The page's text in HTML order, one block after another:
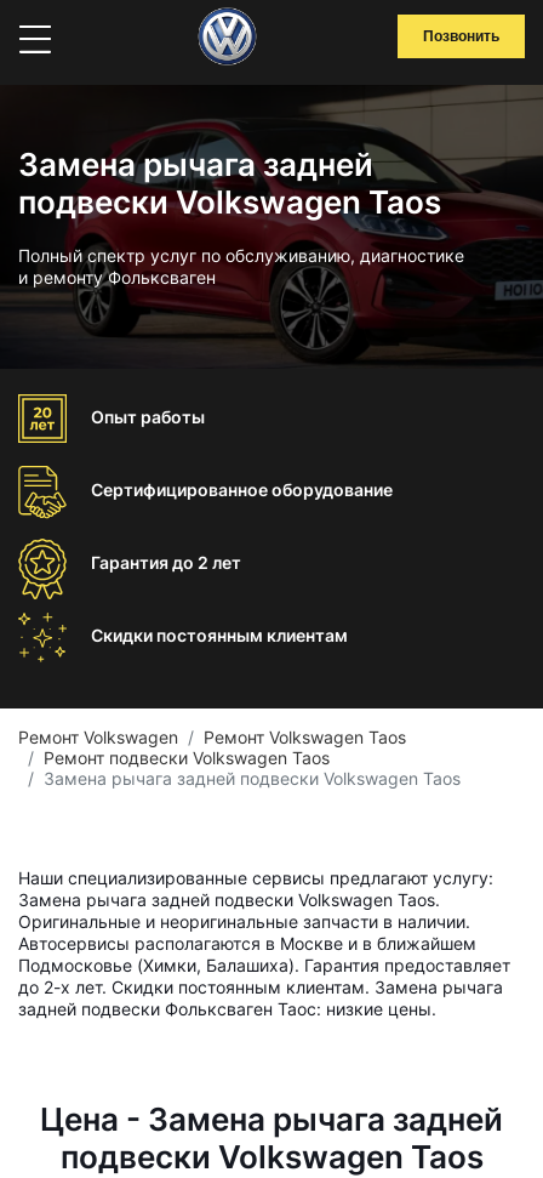
Позвонить
Замена рычага задней
подвески Volkswagen Taos
Полный спектр услуг по обслуживанию, диагностике
и ремонту Фольксваген
Опыт работы
Сертифицированноеоборудование
Гарантиядо 2 лет
Скидки постоянным клиентам
Ремонт Volkswagen
Ремонт Volkswagen Taos
Ремонт подвески Volkswagen Taos
Замена рычага задней подвески Volkswagen Taos
Наши специализированные сервисы предлагают услугу:
Замена рычага задней подвески Volkswagen Taos.
Оригинальные и неоригинальные запчасти в наличии.
Автосервисы располагаются в Москве и в ближайшем
Подмосковье (Химки, Балашиха). Гарантия предоставляет
до 2-х лет. Скидки постоянным клиентам. Замена рычага
задней подвески Фольксваген Таос: низкие цены.
Цена - Замена рычага задней
подвески Volkswagen Taos